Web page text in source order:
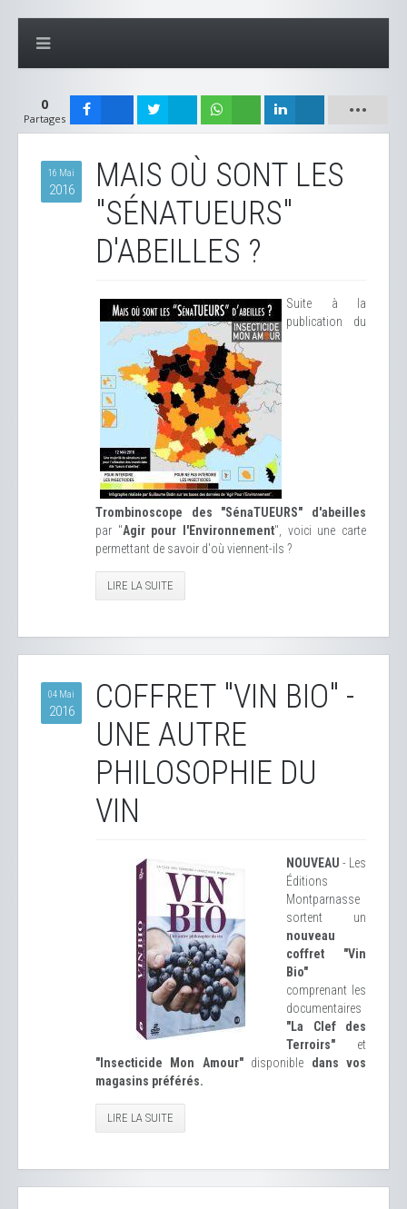
0
Partages
16 Mai
2016
MAIS OÙ SONT LES
"SÉNATUEURS"
D'ABEILLES ?
Suite à la
publication du
Trombinoscope des "SénaTUEURS" d'abeilles
par "Agir pour l'Environnement", voici une carte
permettant de savoir d'où viennent-ils ?
LIRE LA SUITE
04 Mai
2016
COFFRET "VIN BIO" -
UNE AUTRE
PHILOSOPHIE DU
VIN
NOUVEAU - Les
Éditions
Montparnasse
sortent un
nouveau
coffret "Vin
Bio"
comprenant les
documentaires
"La Clef des
Terroirs" et
"Insecticide Mon Amour"disponible dans vos
magasins préférés.
LIRE LA SUITE